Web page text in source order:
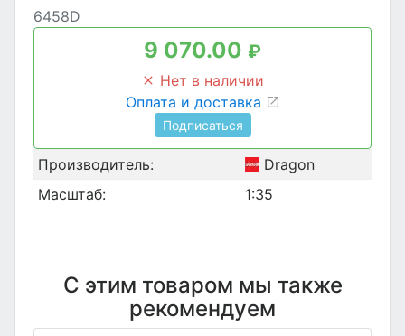
6458D
9 070.00 ₽
Нет в наличии
Оплата и доставка
Подписаться
Производитель:
Dragon
Масштаб:
1:35
С этим товаром мы также
рекомендуем